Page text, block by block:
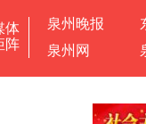
体
阵
泉州晚报
泉州网